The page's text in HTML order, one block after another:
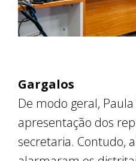
Gargalos
De modo geral,
apresentação dos
secretaria. Contudo,